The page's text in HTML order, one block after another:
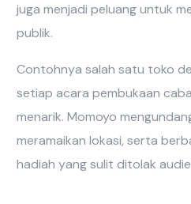
juga menjadi peluang untuk
publik.
Contohnya salah satu toko
setiap acara pembukaan
menarik. Momoyo
meramaikan lokasi, serta
hadiah yang sulit ditolak